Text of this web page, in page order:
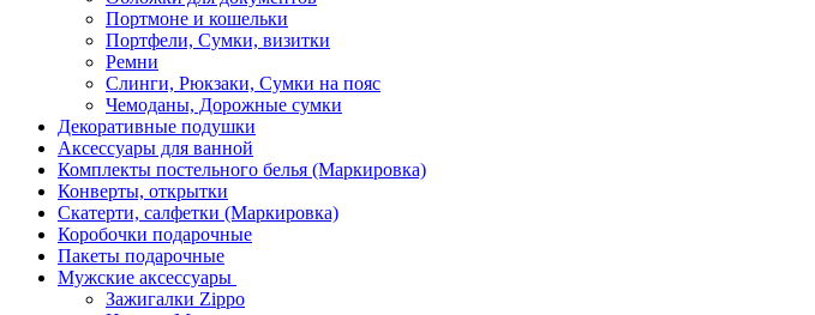
Портмоне и кошельки
Портфели, Сумки, визитки
Ремни
Слинги, Рюкзаки, Сумки на пояс
Чемоданы, Дорожные сумки
Декоративные подушки
Аксессуары для ванной
Комплекты постельного белья (Маркировка)
Конверты, открытки
Скатерти, салфетки (Маркировка)
Коробочки подарочные
Пакеты подарочные
Мужские аксессуары
Зажигалки Zippo